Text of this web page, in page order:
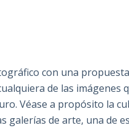
con una
de las imágenes
Véase a propósito la
galerías de arte, una de